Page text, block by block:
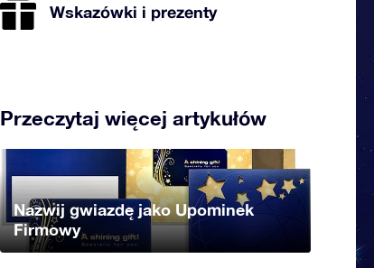
Wskazówki i prezenty
Przeczytaj więcej artykułów
Nazwij gwiazdę jako Upominek
Firmowy